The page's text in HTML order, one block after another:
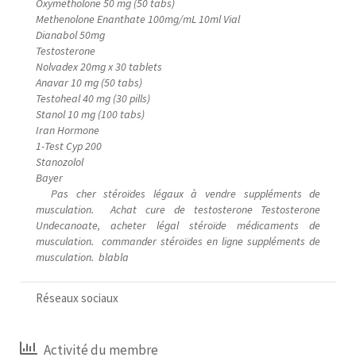
Methenolone Enanthate 100mg/mL 10ml Vial
Dianabol 50mg
Testosterone
Nolvadex 20mg x 30 tablets
Anavar 10 mg (50 tabs)
Testoheal 40 mg (30 pills)
Stanol 10 mg (100 tabs)
Iran Hormone
1-Test Cyp 200
Stanozolol
Bayer
Pas cher stéroïdes légaux à vendre suppléments de
musculation. Achat cure de testosterone Testosterone
Undecanoate, acheter légal stéroïde médicaments de
musculation. commander stéroïdes en ligne suppléments de
musculation. blabla
Réseaux sociaux
Activité du membre